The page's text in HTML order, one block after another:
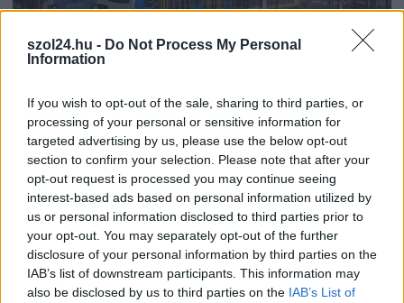
szol24.hu - Do Not Process My Personal
Information
If you wish to opt-out of the sale, sharing to third parties, or
processing of your personal or sensitive information for
targeted advertising by us, please use the below opt-out
section to confirm your selection. Please note that after your
opt-out request is processed you may continue seeing
interest-based ads based on personal information utilized by
us or personal information disclosed to third parties prior to
your opt-out. You may separately opt-out of the further
disclosure of your personal information by third parties on the
IAB’s list of downstream participants. This information may
also be disclosed by us to third parties on the IAB’s List of
2026.08.07. Kiss Lajos
Elromlott a biztosítóberendezés a ceglédi
vasútvonalon, alapos késések alakultak ki a
menetrendhez képest, kimaradás is előfordult
Napok óta tart a rendkívüli kánikula, a biztosítóberendezés
pedig újra megadta magát a ceglédi vonalon, így...
JNSZ megyei hírek